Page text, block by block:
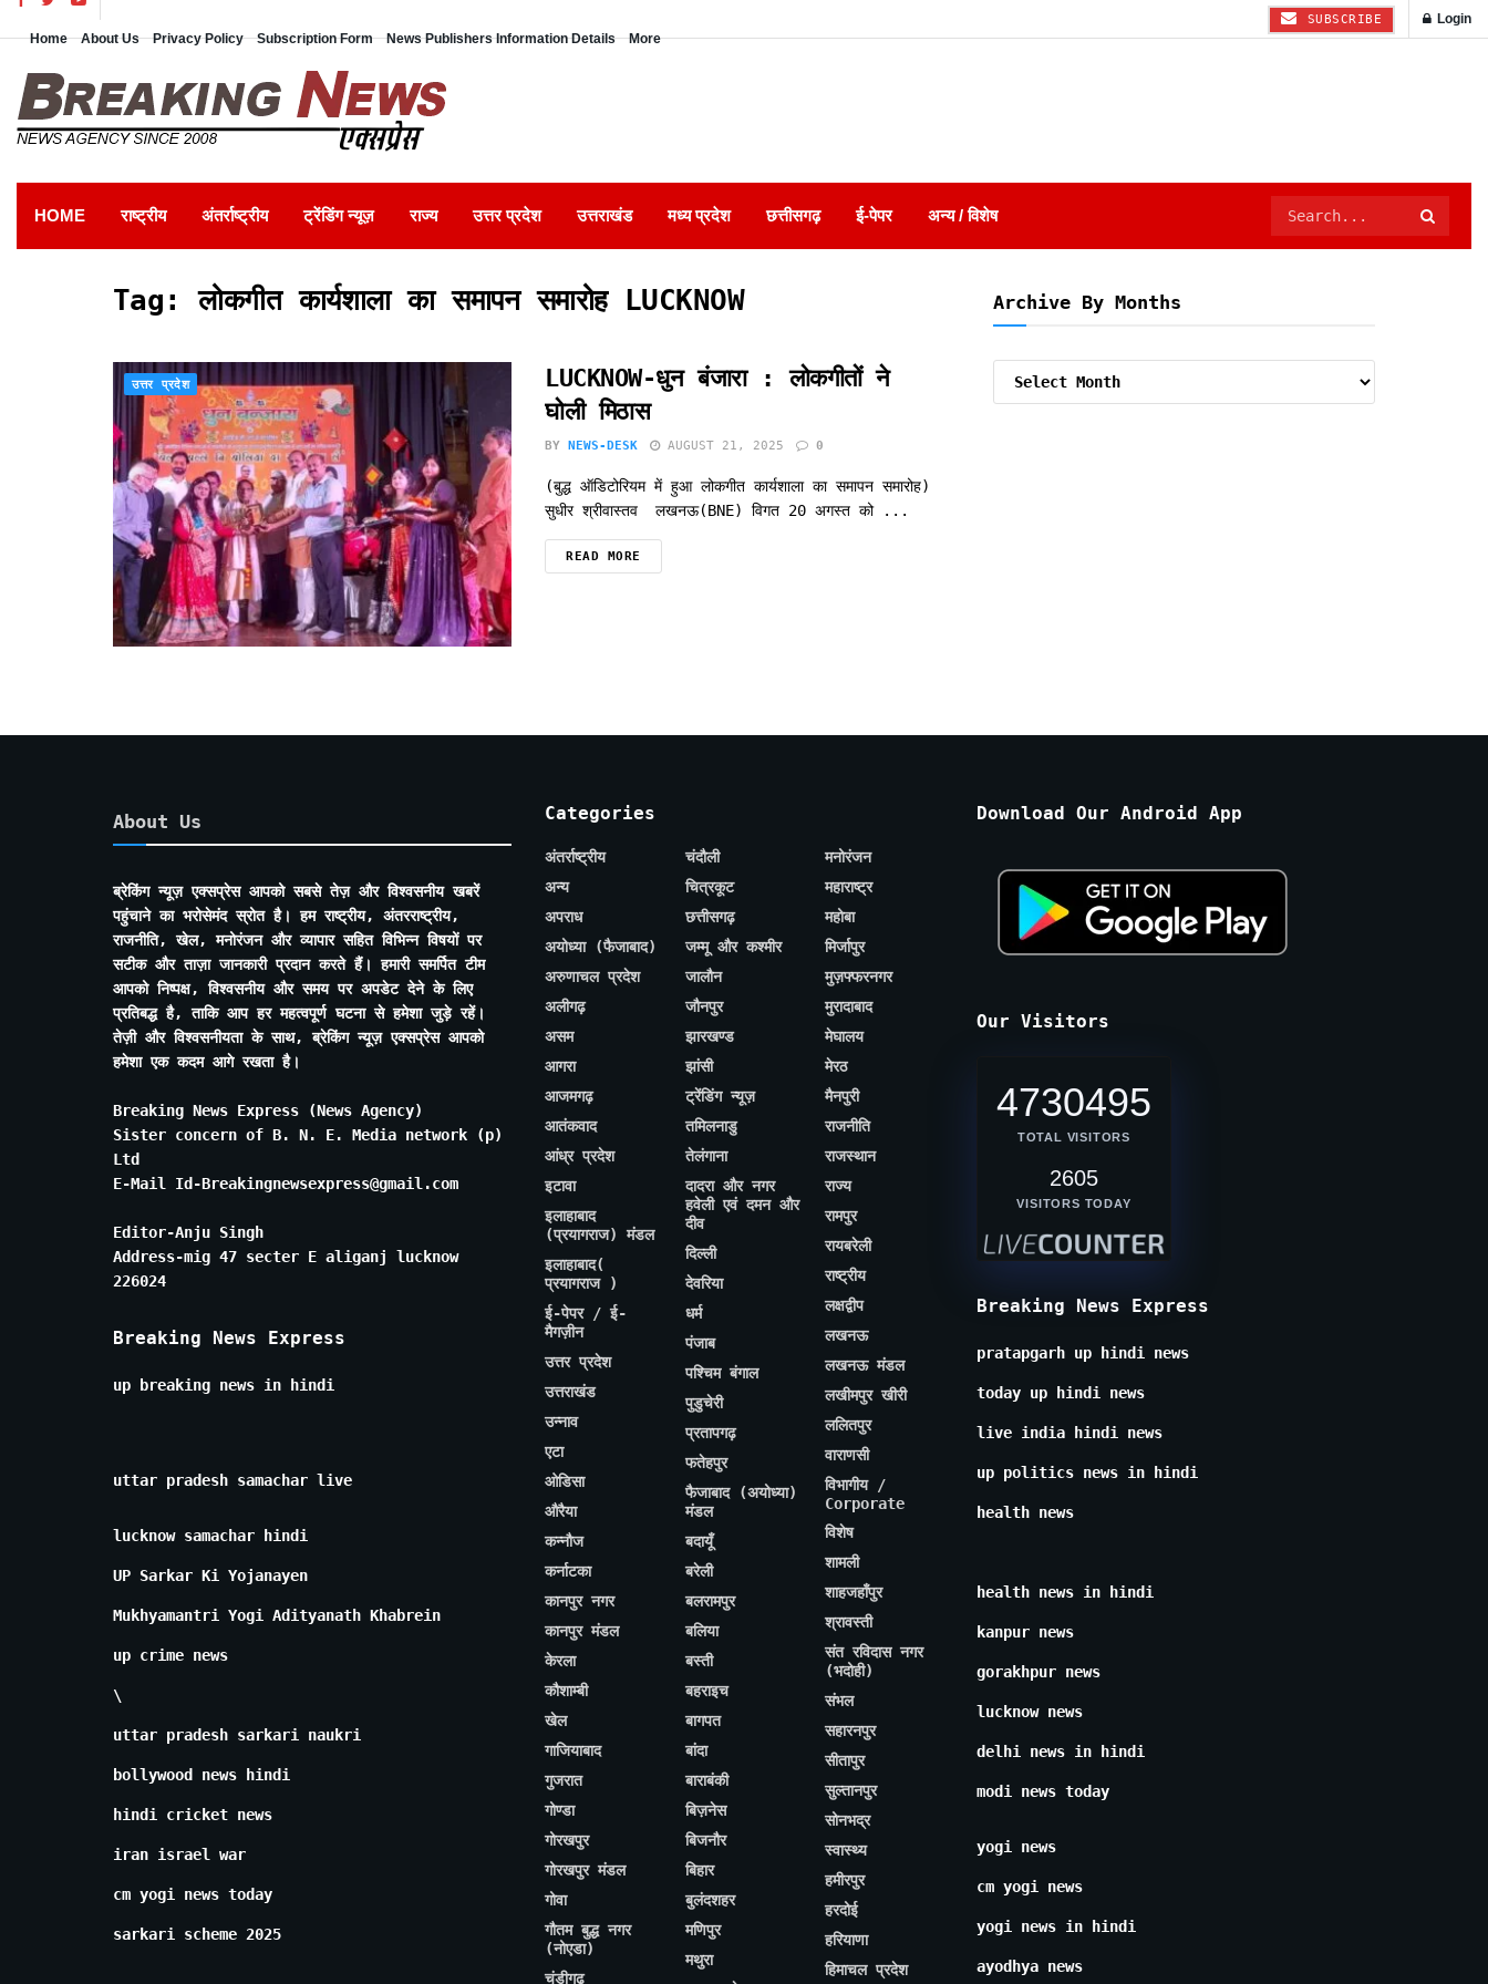
Home About Us Privacy Policy Subscription Form News Publishers Information Details More
SUBSCRIBE Login
HOME राष्ट्रीय अंतर्राष्ट्रीय ट्रेंडिंग न्यूज़ राज्य उत्तर प्रदेश उत्तराखंड मध्य प्रदेश छत्तीसगढ़ ई-पेपर अन्य / विशेष
Tag:लोकगीत कार्यशाला का समापन समारोह LUCKNOW
उत्तर प्रदेश
LUCKNOW-धुन बंजारा : लोकगीतों ने
घोली मिठास
BY NEWS-DESK AUGUST 21, 2025 0
(बुद्ध ऑडिटोरियम में हुआ लोकगीत कार्यशाला का समापन समारोह)
सुधीर श्रीवास्तव लखनऊ(BNE) विगत 20 अगस्त को ...
READ MORE
Archive By Months
About Us
ब्रेकिंग न्यूज़ एक्सप्रेस आपको सबसे तेज़ और विश्वसनीय खबरें
पहुंचाने का भरोसेमंद स्रोत है। हम राष्ट्रीय, अंतरराष्ट्रीय,
राजनीति, खेल, मनोरंजन और व्यापार सहित विभिन्न विषयों पर
सटीक और ताज़ा जानकारी प्रदान करते हैं। हमारी समर्पित टीम
आपको निष्पक्ष, विश्वसनीय और समय पर अपडेट देने के लिए
प्रतिबद्ध है, ताकि आप हर महत्वपूर्ण घटना से हमेशा जुड़े रहें।
तेज़ी और विश्वसनीयता के साथ, ब्रेकिंग न्यूज़ एक्सप्रेस आपको
हमेशा एक कदम आगे रखता है।
Breaking News Express (News Agency)
Sister concern of B. N. E. Media network (p)
Ltd
E-Mail Id-Breakingnewsexpress@gmail.com
Editor-Anju Singh
Address-mig 47 secter E aliganj lucknow
226024
Breaking News Express
up breaking news in hindi
uttar pradesh samachar live
lucknow samachar hindi
UP Sarkar Ki Yojanayen
Mukhyamantri Yogi Adityanath Khabrein
up crime news
\
uttar pradesh sarkari naukri
bollywood news hindi
hindi cricket news
iran israel war
cm yogi news today
sarkari scheme 2025
Categories
अंतर्राष्ट्रीय
अन्य
अपराध
अयोध्या (फैजाबाद)
अरुणाचल प्रदेश
अलीगढ़
असम
आगरा
आजमगढ़
आतंकवाद
आंध्र प्रदेश
इटावा
इलाहाबाद
(प्रयागराज) मंडल
इलाहाबाद(
प्रयागराज )
ई-पेपर / ई-
मैगज़ीन
उत्तर प्रदेश
उत्तराखंड
उन्नाव
एटा
ओडिसा
औरैया
कन्नौज
कर्नाटका
कानपुर नगर
कानपुर मंडल
केरला
कौशाम्बी
खेल
गाजियाबाद
गुजरात
गोण्डा
गोरखपुर
गोरखपुर मंडल
गोवा
गौतम बुद्ध नगर
(नोएडा)
चंडीगढ़
चंदौली
चित्रकूट
छत्तीसगढ़
जम्मू और कश्मीर
जालौन
जौनपुर
झारखण्ड
झांसी
ट्रेंडिंग न्यूज़
तमिलनाडु
तेलंगाना
दादरा और नगर
हवेली एवं दमन और
दीव
दिल्ली
देवरिया
धर्म
पंजाब
पश्चिम बंगाल
पुडुचेरी
प्रतापगढ़
फतेहपुर
फैजाबाद (अयोध्या)
मंडल
बदायूँ
बरेली
बलरामपुर
बलिया
बस्ती
बहराइच
बागपत
बांदा
बाराबंकी
बिज़नेस
बिजनौर
बिहार
बुलंदशहर
मणिपुर
मथुरा
मनोरंजन
महाराष्ट्र
महोबा
मिर्जापुर
मुज़फ्फरनगर
मुरादाबाद
मेघालय
मेरठ
मैनपुरी
राजनीति
राजस्थान
राज्य
रामपुर
रायबरेली
राष्ट्रीय
लक्षद्वीप
लखनऊ
लखनऊ मंडल
लखीमपुर खीरी
ललितपुर
वाराणसी
विभागीय /
Corporate
विशेष
शामली
शाहजहाँपुर
श्रावस्ती
संत रविदास नगर
(भदोही)
संभल
सहारनपुर
सीतापुर
सुल्तानपुर
सोनभद्र
स्वास्थ्य
हमीरपुर
हरदोई
हरियाणा
हिमाचल प्रदेश
Download Our Android App
Our Visitors
4730495
TOTAL VISITORS
2605
VISITORS TODAY
Breaking News Express
pratapgarh up hindi news
today up hindi news
live india hindi news
up politics news in hindi
health news
health news in hindi
kanpur news
gorakhpur news
lucknow news
delhi news in hindi
modi news today
yogi news
cm yogi news
yogi news in hindi
ayodhya news